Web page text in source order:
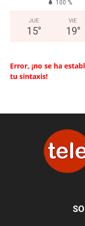
100 %
JUE
15°
VIE
19°
Error, ¡no se ha
tu sintaxis!